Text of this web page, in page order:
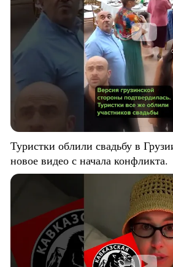
Туристки облили свадьбу в
новое видео с начала конфликта.